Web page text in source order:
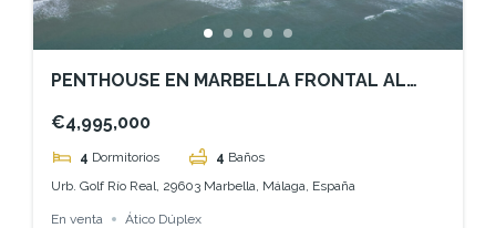
PENTHOUSE EN MARBELLA FRONTAL AL
€4,995,000
4 Dormitorios 4 Baños
Urb. Golf Río Real, 29603 Marbella, Málaga, España
En venta Ático Dúplex